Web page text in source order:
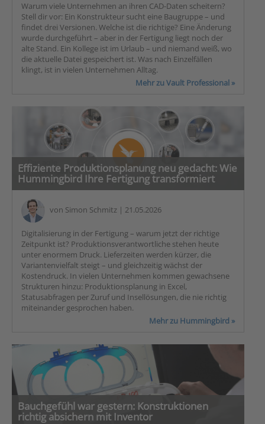
Warum viele Unternehmen an ihren CAD-Daten scheitern?
Stell dir vor: Ein Konstrukteur sucht eine Baugruppe – und
findet drei Versionen. Welche ist die richtige? Eine Änderung
wurde durchgeführt – aber in der Fertigung liegt noch der
alte Stand. Ein Kollege ist im Urlaub – und niemand weiß, wo
die aktuelle Datei gespeichert ist. Was nach Einzelfällen
klingt, ist in vielen Unternehmen Alltag.
Mehr zu Vault Professional »
Effiziente Produktionsplanung neu gedacht: Wie
Hummingbird Ihre Fertigung transformiert
von Simon Schmitz | 21.05.2026
Digitalisierung in der Fertigung – warum jetzt der richtige
Zeitpunkt ist? Produktionsverantwortliche stehen heute
unter enormem Druck. Lieferzeiten werden kürzer, die
Variantenvielfalt steigt – und gleichzeitig wächst der
Kostendruck. In vielen Unternehmen kommen gewachsene
Strukturen hinzu: Produktionsplanung in Excel,
Statusabfragen per Zuruf und Insellösungen, die nie richtig
miteinander gesprochen haben.
Mehr zu Hummingbird »
Bauchgefühl war gestern: Konstruktionen
richtig absichern mit Inventor